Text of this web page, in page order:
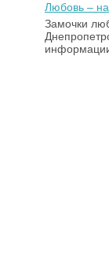
Любовь –
Замочки